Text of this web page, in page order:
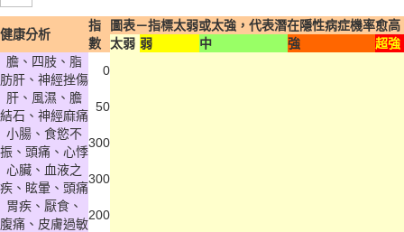
健康分析
指
數
圖表－指標太弱或太強，代表潛在隱性病症機率愈高
太弱 弱 中 強
超強
膽、四肢、脂
肪肝、神經挫傷
0
肝、風濕、膽
結石、神經麻痛
50
小腸、食慾不
振、頭痛、心悸
300
心臟、血液之
疾、眩暈、頭痛
300
胃疾、厭食、
腹痛、皮膚過敏
200